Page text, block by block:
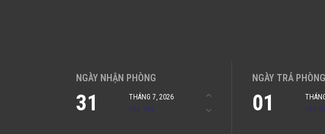
NGÀY NHẬN PHÒNG
31
THÁNG 7, 2026
Thứ Sáu
NGÀY TRẢ PHÒNG
01
Thứ